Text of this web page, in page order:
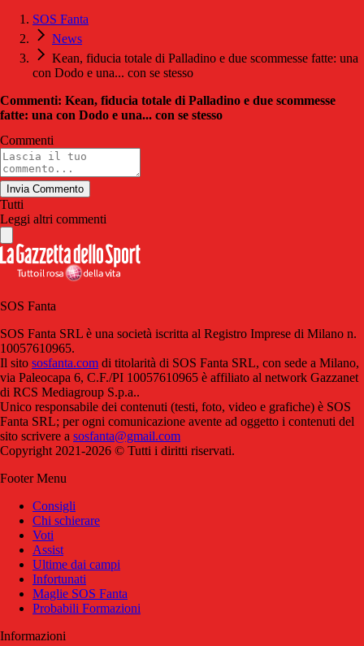
SOS Fanta
News
Kean, fiducia totale di Palladino e due scommesse fatte: una
con Dodo e una... con se stesso
Commenti: Kean, fiducia totale di Palladino e due scommesse
fatte: una con Dodo e una... con se stesso
Commenti
Invia Commento
Tutti
Leggi altri commenti
SOS Fanta
SOS Fanta SRL è una società iscritta al Registro Imprese di Milano n.
10057610965.
Il sito sosfanta.com di titolarità di SOS Fanta SRL, con sede a Milano,
via Paleocapa 6, C.F./PI 10057610965 è affiliato al network Gazzanet
di RCS Mediagroup S.p.a..
Unico responsabile dei contenuti (testi, foto, video e grafiche) è SOS
Fanta SRL; per ogni comunicazione avente ad oggetto i contenuti del
sito scrivere a sosfanta@gmail.com
Copyright 2021-2026 © Tutti i diritti riservati.
Footer Menu
Consigli
Chi schierare
Voti
Assist
Ultime dai campi
Infortunati
Maglie SOS Fanta
Probabili Formazioni
Informazioni